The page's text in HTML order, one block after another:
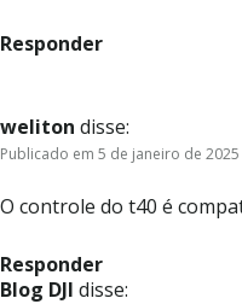
Responder
weliton disse:
Publicado em 5 de janeiro de 2025
O controle do t40 é
Responder
Blog DJI disse: